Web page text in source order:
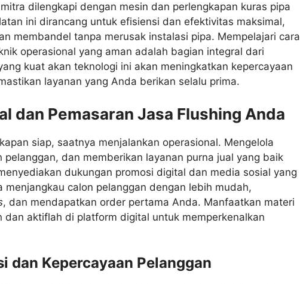
dilengkapi dengan mesin dan perlengkapan kuras pipa
ini dirancang untuk efisiensi dan efektivitas maksimal,
membandel tanpa merusak instalasi pipa. Mempelajari cara
operasional yang aman adalah bagian integral dari
kuat akan teknologi ini akan meningkatkan kepercayaan
layanan yang Anda berikan selalu prima.
dan Pemasaran Jasa Flushing Anda
siap, saatnya menjalankan operasional. Mengelola
dan memberikan layanan purna jual yang baik
dukungan promosi digital dan media sosial yang
menjangkau calon pelanggan dengan lebih mudah,
, dan mendapatkan order pertama Anda. Manfaatkan materi
dan aktiflah di platform digital untuk memperkenalkan
dan Kepercayaan Pelanggan